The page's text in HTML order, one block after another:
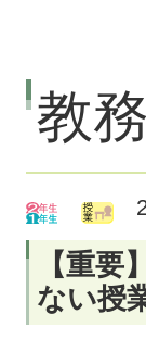
教
【重
ない授